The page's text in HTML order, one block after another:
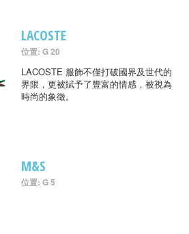
LACOSTE
位置: G 20
LACOSTE 服飾不僅打破國界及世代的
界限，更被賦予了豐富的情感，被視為
時尚的象徵。
M&S
位置: G 5